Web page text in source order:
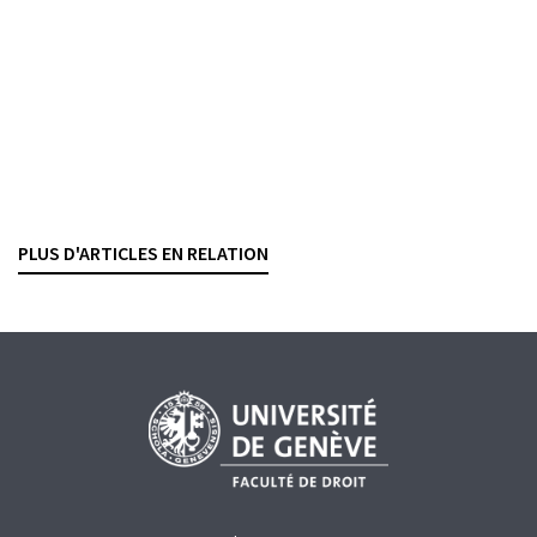
PLUS D'ARTICLES EN RELATION